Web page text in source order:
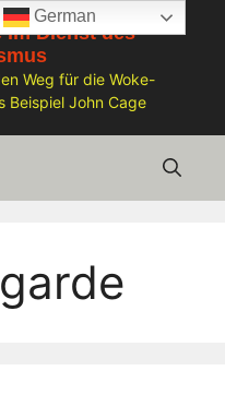
im Dienst des
Weg für die Woke-
Beispiel John Cage
German